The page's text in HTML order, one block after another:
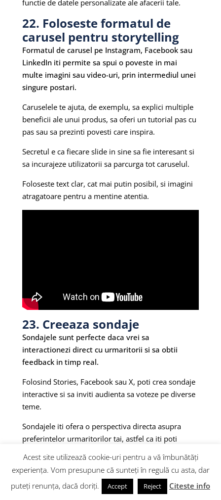
functie de datele personalizate ale afacerii tale.
22. Foloseste formatul de
carusel pentru storytelling
Formatul de carusel pe Instagram, Facebook sau
LinkedIn iti permite sa spui o poveste in mai
multe imagini sau video-uri, prin intermediul unei
singure postari.
Caruselele te ajuta, de exemplu, sa explici multiple
beneficii ale unui produs, sa oferi un tutorial pas cu
pas sau sa prezinti povesti care inspira.
Secretul e ca fiecare slide in sine sa fie interesant si
sa incurajeze utilizatorii sa parcurga tot caruselul.
Foloseste text clar, cat mai putin posibil, si imagini
atragatoare pentru a mentine atentia.
23. Creeaza sondaje
Sondajele sunt perfecte daca vrei sa
interactionezi direct cu urmaritorii si sa obtii
feedback in timp real.
Folosind Stories, Facebook sau X, poti crea sondaje
interactive si sa inviti audienta sa voteze pe diverse
teme.
Sondajele iti ofera o perspectiva directa asupra
preferintelor urmaritorilor tai, astfel ca iti poti
Integreaza rezultatele in strategia ta de marketing
pentru a imbunatati produsele si ofertele.
Acest site utilizează cookie-uri pentru a vă îmbunătăți
experiența. Vom presupune că sunteți în regulă cu asta, dar
puteți renunța, dacă doriți.
Accept Reject Citeste info